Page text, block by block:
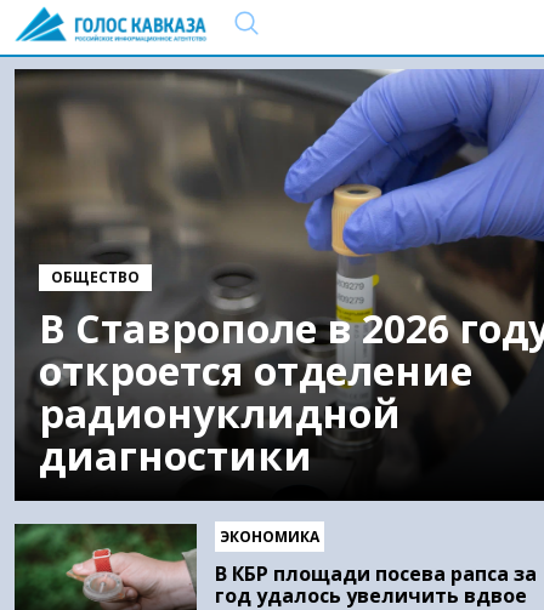
ОБЩЕСТВО
В Ставрополе в 2026
откроется отделение
радионуклидной
диагностики
ЭКОНОМИКА
В КБР площади посева рапса за
год удалось увеличить вдвое